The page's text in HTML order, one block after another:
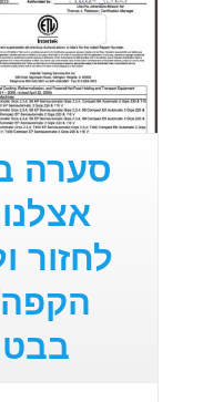
סערה
לחזור